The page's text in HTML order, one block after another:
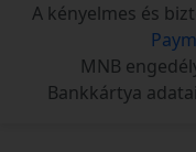
A kényelmes és
MNB
Bankkártya